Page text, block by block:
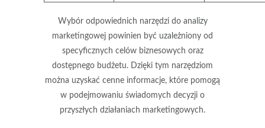
Wybór odpowiednich narzędzi do analizy
marketingowej powinien być uzależniony od
specyficznych celów biznesowych oraz
dostępnego budżetu. Dzięki tym narzędziom
można uzyskać cenne informacje, które pomogą
w podejmowaniu świadomych decyzji o
przyszłych działaniach marketingowych.